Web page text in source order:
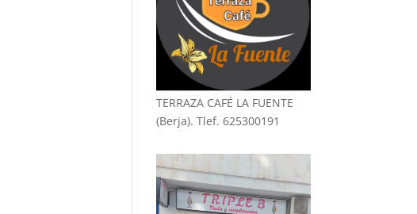
TERRAZA CAFÉ LA FUENTE
(Berja). Tlef. 625300191